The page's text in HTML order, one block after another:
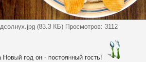
(83.3 КБ) Просмотров: 3112
Новый год он - постоянный гость!